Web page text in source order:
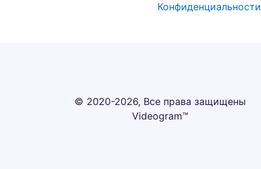
Конфиденциальности
© 2020-2026, Все права защищены
Videogram™